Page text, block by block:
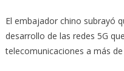
El embajador chino subrayó
desarrollo de las redes 5G
telecomunicaciones a más